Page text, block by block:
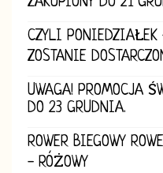
CZYLI
ZOSTANIE
UWAGA! PROMOCJA
DO 23 GRUDNIA.
ROWER BIEGOWY
- RÓŻOWY